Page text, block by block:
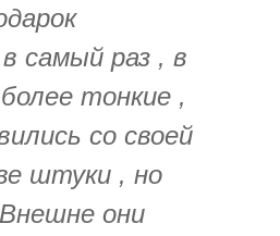
самый раз , в
тонкие ,
со своей
штуки , но
они